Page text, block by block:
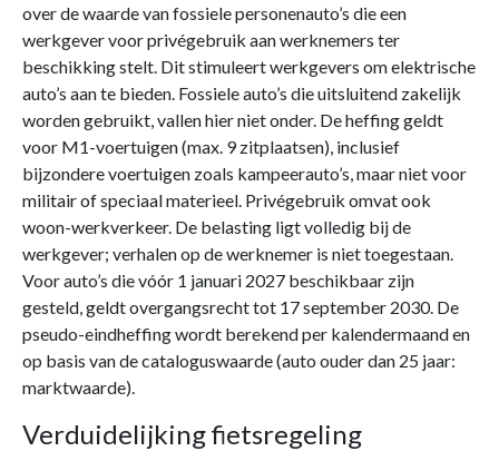
over de waarde van fossiele personenauto’s die een
werkgever voor privégebruik aan werknemers ter
beschikking stelt. Dit stimuleert werkgevers om elektrische
auto’s aan te bieden. Fossiele auto’s die uitsluitend zakelijk
worden gebruikt, vallen hier niet onder. De heffing geldt
voor M1-voertuigen (max. 9 zitplaatsen), inclusief
bijzondere voertuigen zoals kampeerauto’s, maar niet voor
militair of speciaal materieel. Privégebruik omvat ook
woon-werkverkeer. De belasting ligt volledig bij de
werkgever; verhalen op de werknemer is niet toegestaan.
Voor auto’s die vóór 1 januari 2027 beschikbaar zijn
gesteld, geldt overgangsrecht tot 17 september 2030. De
pseudo-eindheffing wordt berekend per kalendermaand en
op basis van de cataloguswaarde (auto ouder dan 25 jaar:
marktwaarde).
Verduidelijking fietsregeling